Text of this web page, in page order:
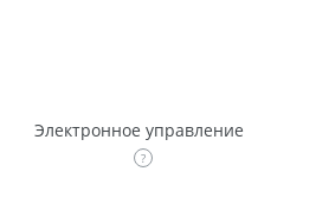
Электронное управление